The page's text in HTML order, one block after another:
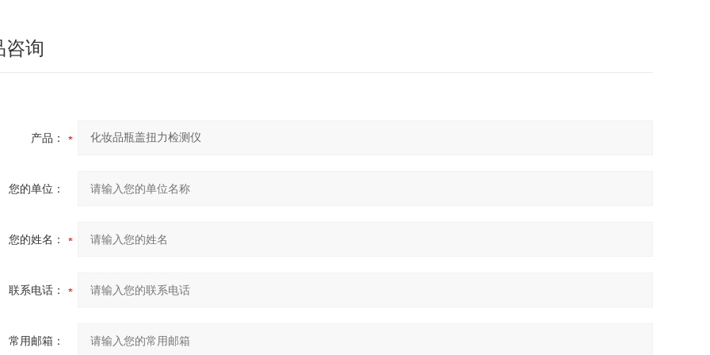
咨询
产品：
您的单位：
您的姓名：
联系电话：
常用邮箱：